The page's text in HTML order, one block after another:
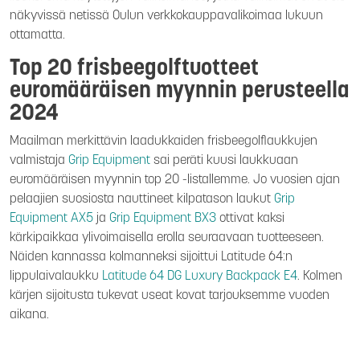
näkyvissä netissä Oulun verkkokauppavalikoimaa lukuun
ottamatta.
Top 20 frisbeegolftuotteet
euromääräisen myynnin perusteella
2024
Maailman merkittävin laadukkaiden frisbeegolflaukkujen
valmistaja Grip Equipment sai peräti kuusi laukkuaan
euromääräisen myynnin top 20 -listallemme. Jo vuosien ajan
pelaajien suosiosta nauttineet kilpatason laukut Grip
Equipment AX5 ja Grip Equipment BX3 ottivat kaksi
kärkipaikkaa ylivoimaisella erolla seuraavaan tuotteeseen.
Näiden kannassa kolmanneksi sijoittui Latitude 64:n
lippulaivalaukku Latitude 64 DG Luxury Backpack E4. Kolmen
kärjen sijoitusta tukevat useat kovat tarjouksemme vuoden
aikana.